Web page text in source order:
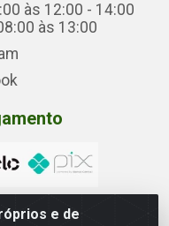
e de
às 12:00 - 14:00
às 13:00